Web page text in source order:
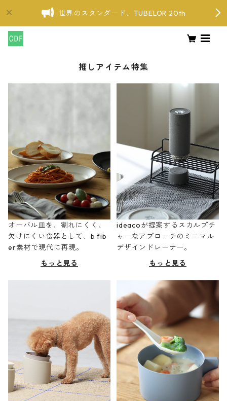
世界のスタンダード、TUBELOR 20th
推しアイテム特集
オーバル皿を、割れにくく、
欠けにくい食器として、b fib
er素材で現代に再現。
もっと見る
ideacoが提案するスカルプチ
ャーなアプローチのミニマル
デザインドレーナー。
もっと見る